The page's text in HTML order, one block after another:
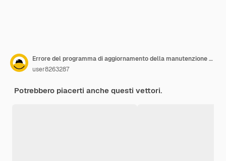
Errore del programma di aggiornamento della manutenzione del sistema e dell'ingegnere della tecnologia dell'applicazione che risolve un dispositivo di guasto che aggiorna il vettore dell'illustrazione piatta
user8263287
Potrebbero piacerti anche questi vettori.